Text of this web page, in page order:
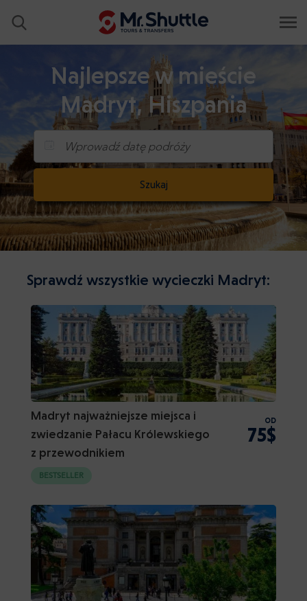
Najlepsze w mieście
Madryt, Hiszpania
Wprowadź datę podróży
Szukaj
Sprawdź wszystkie wycieczki Madryt:
Madryt najważniejsze miejsca i
zwiedzanie Pałacu Królewskiego
z przewodnikiem
OD
75$
BESTSELLER